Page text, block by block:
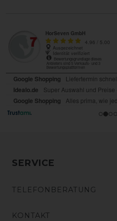
SERVICE
TELEFONBERATUNG
KONTAKT